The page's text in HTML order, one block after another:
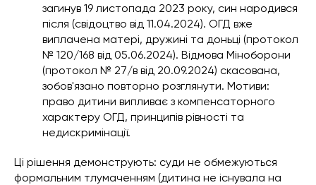
загинув 19 листопада 2023 року, син народився
після (свідоцтво від 11.04.2024). ОГД вже
виплачена матері, дружині та доньці (протокол
№ 120/168 від 05.06.2024). Відмова Міноборони
(протокол № 27/в від 20.09.2024) скасована,
зобов'язано повторно розглянути. Мотиви:
право дитини випливає з компенсаторного
характеру ОГД, принципів рівності та
недискримінації.
Ці рішення демонструють: суди не обмежуються
формальним тлумаченням (дитина не існувала на